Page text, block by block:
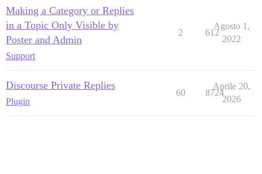
Making a Category or Replies
in a Topic Only Visible by
Poster and Admin
Support
2 612
Agosto 1,
2022
Discourse Private Replies
Plugin
60 8724
Aprile 20,
2026